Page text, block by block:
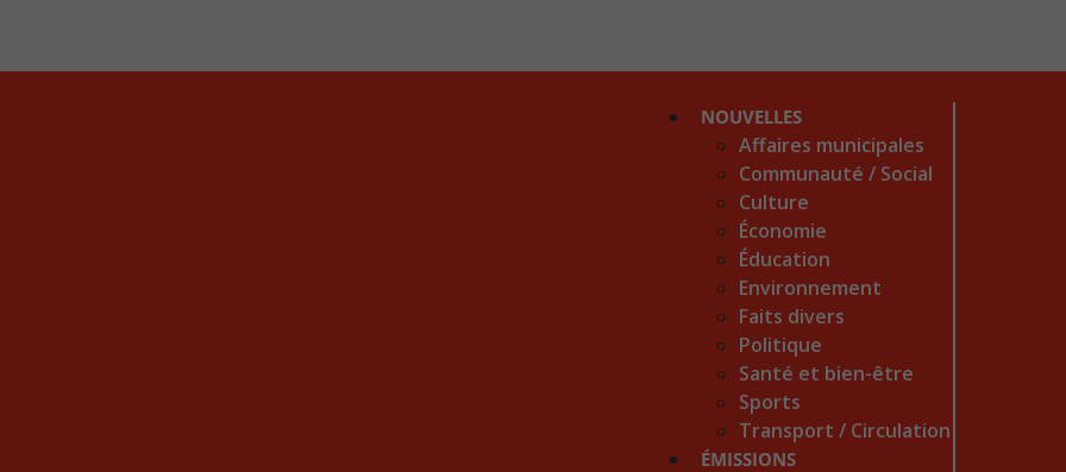
NOUVELLES
Affaires municipales
Communauté / Social
Culture
Économie
Éducation
Environnement
Faits divers
Politique
Santé et bien-être
Sports
Transport / Circulation
ÉMISSIONS